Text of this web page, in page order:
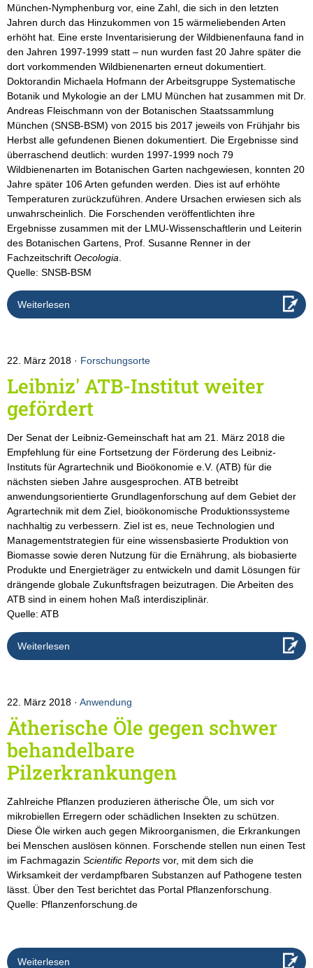
München-Nymphenburg vor, eine Zahl, die sich in den letzten
Jahren durch das Hinzukommen von 15 wärmeliebenden Arten
erhöht hat. Eine erste Inventarisierung der Wildbienenfauna fand in
den Jahren 1997-1999 statt – nun wurden fast 20 Jahre später die
dort vorkommenden Wildbienenarten erneut dokumentiert.
Doktorandin Michaela Hofmann der Arbeitsgruppe Systematische
Botanik und Mykologie an der LMU München hat zusammen mit Dr.
Andreas Fleischmann von der Botanischen Staatssammlung
München (SNSB-BSM) von 2015 bis 2017 jeweils von Frühjahr bis
Herbst alle gefundenen Bienen dokumentiert. Die Ergebnisse sind
überraschend deutlich: wurden 1997-1999 noch 79
Wildbienenarten im Botanischen Garten nachgewiesen, konnten 20
Jahre später 106 Arten gefunden werden. Dies ist auf erhöhte
Temperaturen zurückzuführen. Andere Ursachen erwiesen sich als
unwahrscheinlich. Die Forschenden veröffentlichten ihre
Ergebnisse zusammen mit der LMU-Wissenschaftlerin und Leiterin
des Botanischen Gartens, Prof. Susanne Renner in der
Fachzeitschrift Oecologia
Quelle: SNSB-BSM
Weiterlesen
22. März 2018 Forschungsorte
Leibniz' ATB-Institut weiter
gefördert
Der Senat der Leibniz-Gemeinschaft hat am 21. März 2018 die
Empfehlung für eine Fortsetzung der Förderung des Leibniz-
Instituts für Agrartechnik und Bioökonomie e.V. (ATB) für die
nächsten sieben Jahre ausgesprochen. ATB betreibt
anwendungsorientierte Grundlagenforschung auf dem Gebiet der
Agrartechnik mit dem Ziel, bioökonomische Produktionssysteme
nachhaltig zu verbessern. Ziel ist es, neue Technologien und
Managementstrategien für eine wissensbasierte Produktion von
Biomasse sowie deren Nutzung für die Ernährung, als biobasierte
Produkte und Energieträger zu entwickeln und damit Lösungen für
drängende globale Zukunftsfragen beizutragen. Die Arbeiten des
ATB sind in einem hohen Maß interdisziplinär.
Quelle: ATB
Weiterlesen
22. März 2018 Anwendung
Ätherische Öle gegen schwer
behandelbare
Pilzerkrankungen
Zahlreiche Pflanzen produzieren ätherische Öle, um sich vor
mikrobiellen Erregern oder schädlichen Insekten zu schützen.
Diese Öle wirken auch gegen Mikroorganismen, die Erkrankungen
bei Menschen auslösen können. Forschende stellen nun einen Test
im Fachmagazin Scientific Reports vor, mit dem sich die
Wirksamkeit der verdampfbaren Substanzen auf Pathogene testen
lässt. Über den Test berichtet das Portal Pflanzenforschung.
Quelle: Pflanzenforschung.de
Weiterlesen